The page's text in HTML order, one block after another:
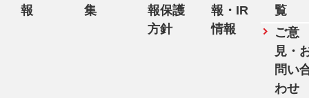
報
集
報保護
方針
報・IR
情報
覧
ご意
見・
問い
わせ